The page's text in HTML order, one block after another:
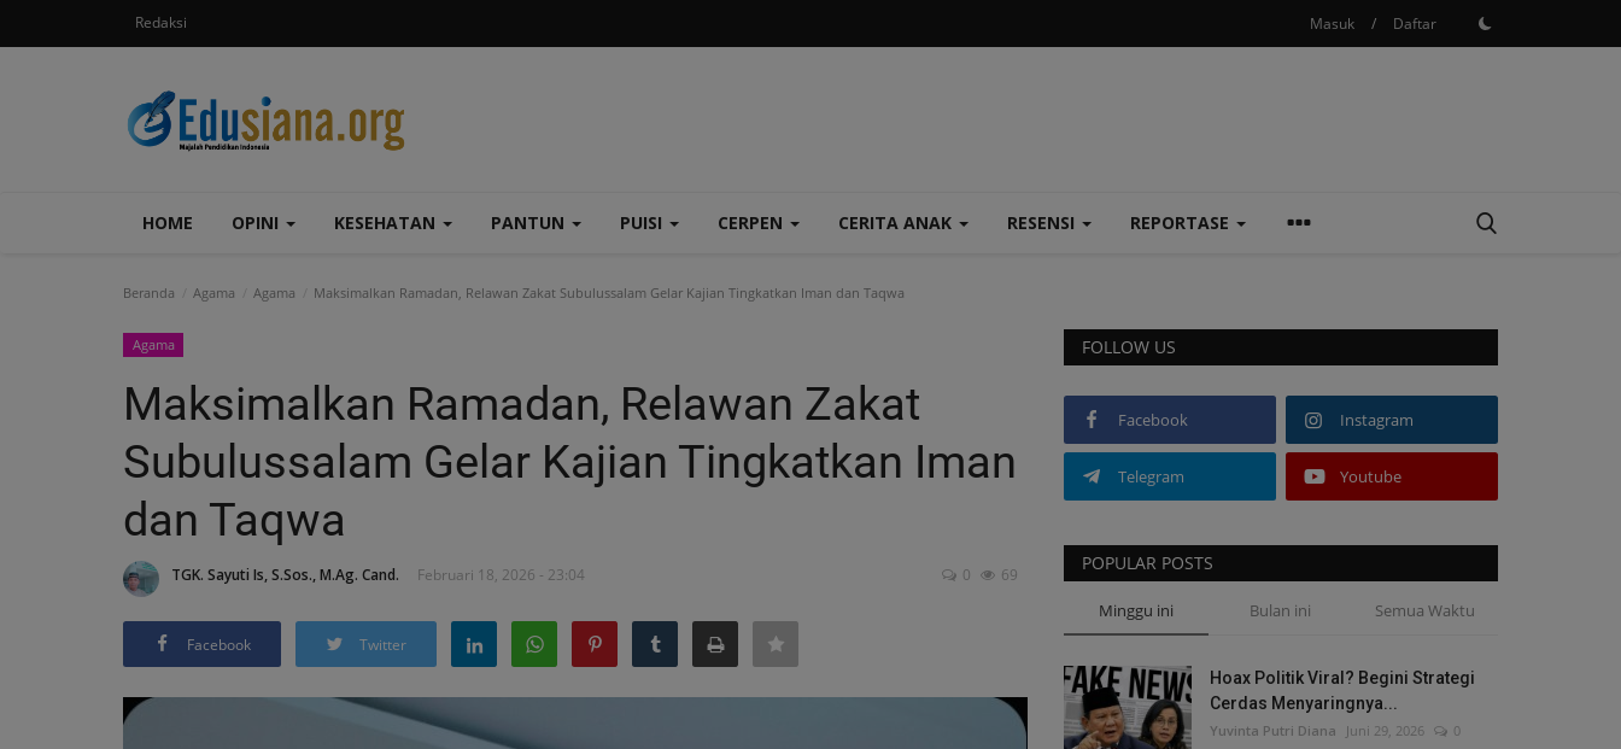
Redaksi Masuk / Daftar
HOME OPINI KESEHATAN PANTUN PUISI CERPEN CERITA ANAK RESENSI REPORTASE
Beranda Agama Agama Maksimalkan Ramadan, Relawan Zakat Subulussalam Gelar Kajian Tingkatkan Iman dan Taqwa
Agama
Maksimalkan Ramadan, Relawan Zakat
Subulussalam Gelar Kajian Tingkatkan Iman
dan Taqwa
TGK. Sayuti Is, S.Sos., M.Ag. Cand. Februari 18, 2026 - 23:04 0 69
Facebook Twitter
FOLLOW US
Facebook Instagram
Telegram Youtube
POPULAR POSTS
Minggu ini Bulan ini Semua Waktu
Hoax Politik Viral? Begini Strategi
Cerdas Menyaringnya...
Yuvinta Putri Diana Juni 29, 2026
0